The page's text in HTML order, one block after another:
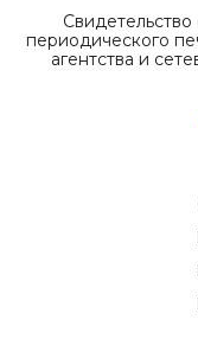
периодического
агентства и